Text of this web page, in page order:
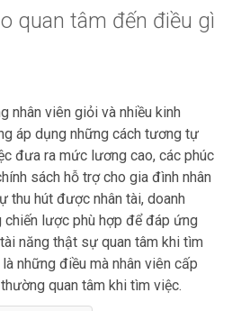
quan tâm đến điều gì
nhân viên giỏi và nhiều kinh
áp dụng những cách tương tự
đưa ra mức lương cao, các phúc
sách hỗ trợ cho gia đình nhân
thu hút được nhân tài, doanh
lược phù hợp để đáp ứng
năng thật sự quan tâm khi tìm
những điều mà nhân viên cấp
quan tâm khi tìm việc.